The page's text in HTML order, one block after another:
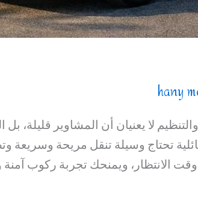
hany
لا يعنيان أن المشاوير قليلة،
تحتاج وسيلة تنقل مريحة
وقت الانتظار، ويمنحك تجربة ركوب